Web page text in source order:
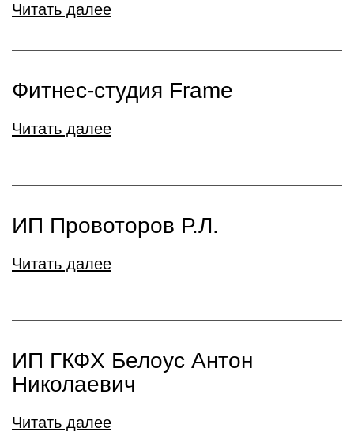
Читать далее
Фитнес-студия Frame
Читать далее
ИП Провоторов Р.Л.
Читать далее
ИП ГКФХ Белоус Антон
Николаевич
Читать далее